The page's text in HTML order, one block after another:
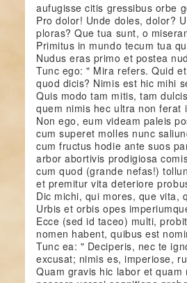
aufugisse citis gressibus orbe
Pro dolor! Unde doles, dolor?
ploras? Que tua sunt, o
Primitus in mundo tecum tua
Nudus eras primo et postea
Tunc ego: " Mira refers. Quid
quod dicis? Nimis est hic mihi
Quis modo tam mitis, tam
quem nimis hec ultra non ferat
Non ego, eum videam paleis
cum superet molles nunc
cum fructus hodie ante suos
arbor abortivis prodigiosa
cum quod (grande nefas!)
et premitur vita deteriore
Dic michi, qui mores, que vita,
Urbis et orbis opes
Ecce (sed id taceo) multi,
nomen habent, quibus est
Tunc ea: " Deciperis, nec te
excusat; nimis es, imperiose,
Quam gravis hic labor et